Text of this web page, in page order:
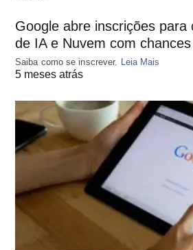
Google abre inscrições para
de IA e Nuvem com
Saiba como se inscrever. Leia Mais
5 meses atrás